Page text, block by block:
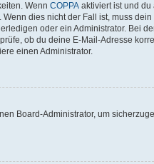
Wenn COPPA aktiviert ist und
dies nicht der Fall ist, muss
oder ein Administrator. Bei
ob du deine E-Mail-Adresse
einen Administrator.
Board-Administrator, um